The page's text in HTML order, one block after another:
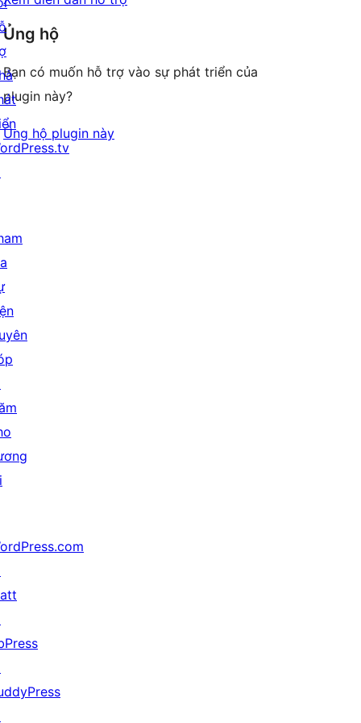
Ủng hộ
Bạn có muốn hỗ trợ vào sự phát triển của
plugin này?
Ủng hộ plugin này